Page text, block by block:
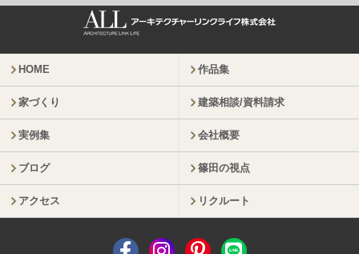
HOME 作品集
家づくり 建築相談/資料請求
実例集 会社概要
ブログ 篠田の視点
アクセス リクルート